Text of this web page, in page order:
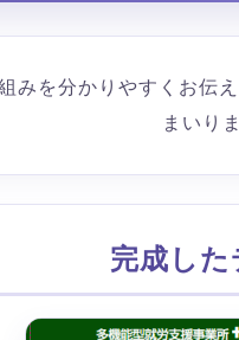
みを分かりやすくお伝
まいり
完成した